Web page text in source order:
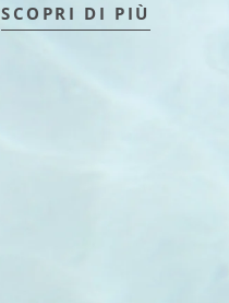
SCOPRI DI PIÙ